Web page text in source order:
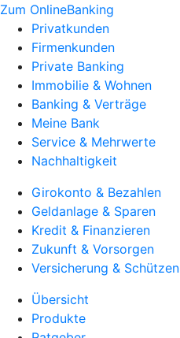
Zum OnlineBanking
Privatkunden
Firmenkunden
Private Banking
Immobilie & Wohnen
Banking & Verträge
Meine Bank
Service & Mehrwerte
Nachhaltigkeit
Girokonto & Bezahlen
Geldanlage & Sparen
Kredit & Finanzieren
Zukunft & Vorsorgen
Versicherung & Schützen
Übersicht
Produkte